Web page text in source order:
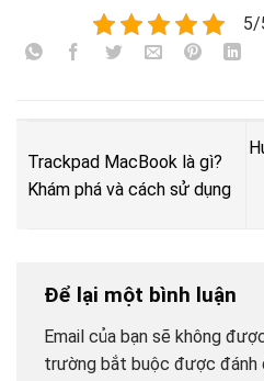
5/
Trackpad MacBook là gì?
Khám phá và cách sử dụng
Để lại một bình luận
Email của bạn sẽ không
trường bắt buộc được đánh